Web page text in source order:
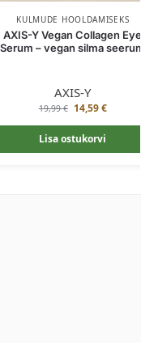
KULMUDE HOOLDAMISEKS
AXIS-Y Vegan Collagen
Serum – vegan silma
AXIS-Y
19,99€ 14,59€
Lisa ostukorvi